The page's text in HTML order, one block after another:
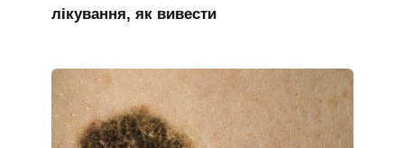
лікування, як вивести